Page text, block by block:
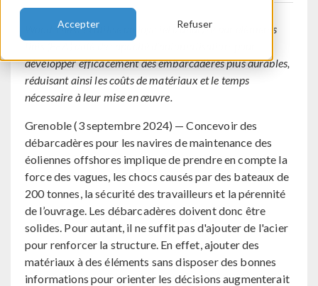
Accepter Refuser
Wood Thilsted utilise un logiciel d'analyse par éléments
développer efficacement des embarcadères plus durables,
réduisant ainsi les coûts de matériaux et le temps
nécessaire à leur mise en œuvre.
Grenoble (3 septembre 2024) — Concevoir des
débarcadères pour les navires de maintenance des
éoliennes offshores implique de prendre en compte la
force des vagues, les chocs causés par des bateaux de
200 tonnes, la sécurité des travailleurs et la pérennité
de l’ouvrage. Les débarcadères doivent donc être
solides. Pour autant, il ne suffit pas d'ajouter de l'acier
pour renforcer la structure. En effet, ajouter des
matériaux à des éléments sans disposer des bonnes
informations pour orienter les décisions augmenterait